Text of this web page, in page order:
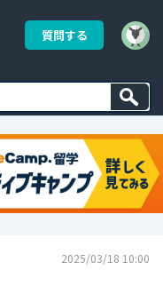
質問する
2025/03/18 10:00